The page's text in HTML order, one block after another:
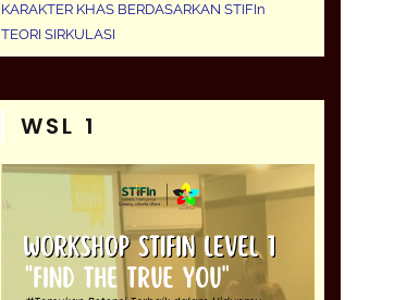
KARAKTER KHAS BERDASARKAN STIFIn
TEORI SIRKULASI
WSL 1